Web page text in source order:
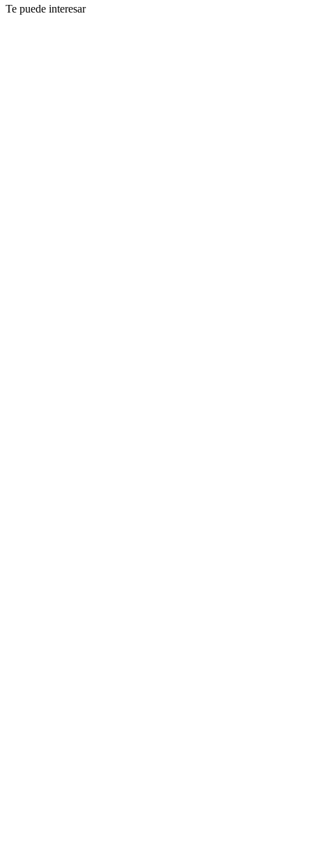
Te puede interesar